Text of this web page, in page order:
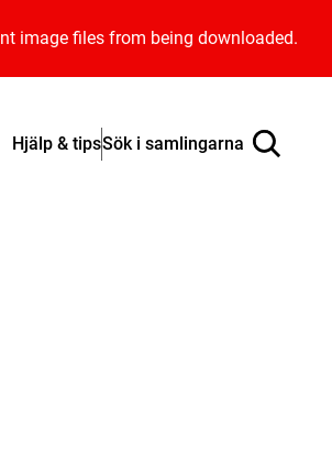
image files from being downloaded.
Hjälp & tipsSök i samlingarna